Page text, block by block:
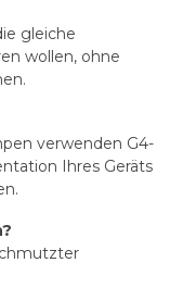
gleiche
wollen, ohne
verwenden G4-
Ihres Geräts